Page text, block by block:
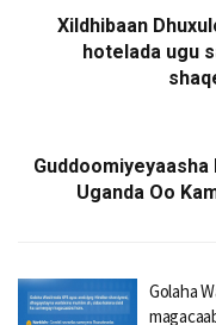
Xildhibaan
hotelada ugu
Guddoomiyeyaasha
Uganda Oo
Golaha